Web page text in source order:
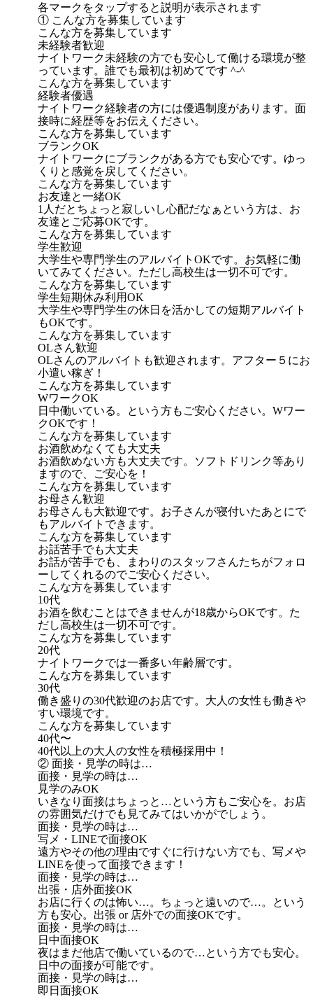
各マークをタップすると説明が表示されます
① こんな方を募集しています
こんな方を募集しています
未経験者歓迎
ナイトワーク未経験の方でも安心して働ける環境が整
っています。誰でも最初は初めてです ^-^
こんな方を募集しています
経験者優遇
ナイトワーク経験者の方には優遇制度があります。面
接時に経歴等をお伝えください。
こんな方を募集しています
ブランクOK
ナイトワークにブランクがある方でも安心です。ゆっ
くりと感覚を戻してください。
こんな方を募集しています
お友達と一緒OK
1人だとちょっと寂しいし心配だなぁという方は、お
友達とご応募OKです。
こんな方を募集しています
学生歓迎
大学生や専門学生のアルバイトOKです。お気軽に働
いてみてください。ただし高校生は一切不可です。
こんな方を募集しています
学生短期休み利用OK
大学生や専門学生の休日を活かしての短期アルバイト
もOKです。
こんな方を募集しています
OLさん歓迎
OLさんのアルバイトも歓迎されます。アフター５にお
小遣い稼ぎ！
こんな方を募集しています
WワークOK
日中働いている。という方もご安心ください。Wワー
クOKです！
こんな方を募集しています
お酒飲めなくても大丈夫
お酒飲めない方も大丈夫です。ソフトドリンク等あり
ますので、ご安心を！
こんな方を募集しています
お母さん歓迎
お母さんも大歓迎です。お子さんが寝付いたあとにで
もアルバイトできます。
こんな方を募集しています
お話苦手でも大丈夫
お話が苦手でも、まわりのスタッフさんたちがフォロ
ーしてくれるのでご安心ください。
こんな方を募集しています
10代
お酒を飲むことはできませんが18歳からOKです。た
だし高校生は一切不可です。
こんな方を募集しています
20代
ナイトワークでは一番多い年齢層です。
こんな方を募集しています
30代
働き盛りの30代歓迎のお店です。大人の女性も働きや
すい環境です。
こんな方を募集しています
40代〜
40代以上の大人の女性を積極採用中！
② 面接・見学の時は…
面接・見学の時は…
見学のみOK
いきなり面接はちょっと…という方もご安心を。お店
の雰囲気だけでも見てみてはいかがでしょう。
面接・見学の時は…
写メ・LINEで面接OK
遠方やその他の理由ですぐに行けない方でも、写メや
LINEを使って面接できます！
面接・見学の時は…
出張・店外面接OK
お店に行くのは怖い…。ちょっと遠いので…。という
方も安心。出張 or 店外での面接OKです。
面接・見学の時は…
日中面接OK
夜はまだ他店で働いているので…という方でも安心。
日中の面接が可能です。
面接・見学の時は…
即日面接OK